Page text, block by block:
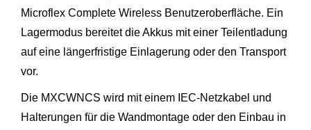
Microflex Complete Wireless Benutzeroberfläche. Ein
Lagermodus bereitet die Akkus mit einer Teilentladung
auf eine längerfristige Einlagerung oder den Transport
vor.
Die MXCWNCS wird mit einem IEC-Netzkabel und
Halterungen für die Wandmontage oder den Einbau in